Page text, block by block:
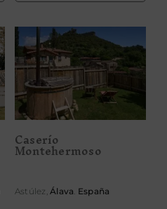
Caserío
Montehermoso
Caserío
Montehermoso
Astúlez,Álava. España